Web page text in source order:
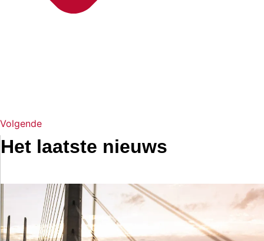
Volgende
Het laatste nieuws